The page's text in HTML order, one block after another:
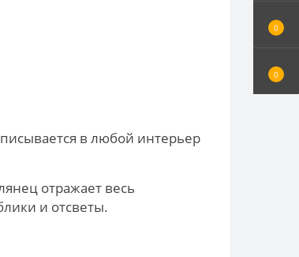
0
0
в любой интерьер
отражает весь
и отсветы.